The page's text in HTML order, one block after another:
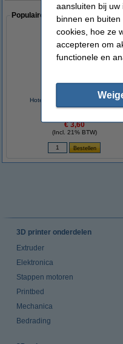
Populaire artikelen van klanten
Hotend reinigingsborstel (koper)
€ 3,60
(Incl. 21% BTW)
3D printer onderdelen
Extruder
Elektronica
Stappen motoren
Printbed
Mechanica
Bedrading
aansluiten bij
binnen en
cookies, hoe ze
accepteren om
functionele en